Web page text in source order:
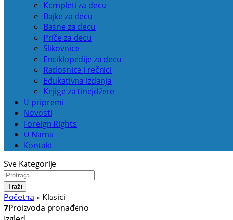
Kompleti za decu
Bajke za decu
Basne za decu
Priče za decu
Slikovnice
Enciklopedije za decu
Radosnice i rečnici
Edukativna izdanja
Knjige za tinejdžere
U pripremi
Novosti
Foreign Rights
O Nama
Kontakt
Sve Kategorije
Traži
Početna » Klasici
7Proizvoda pronađeno